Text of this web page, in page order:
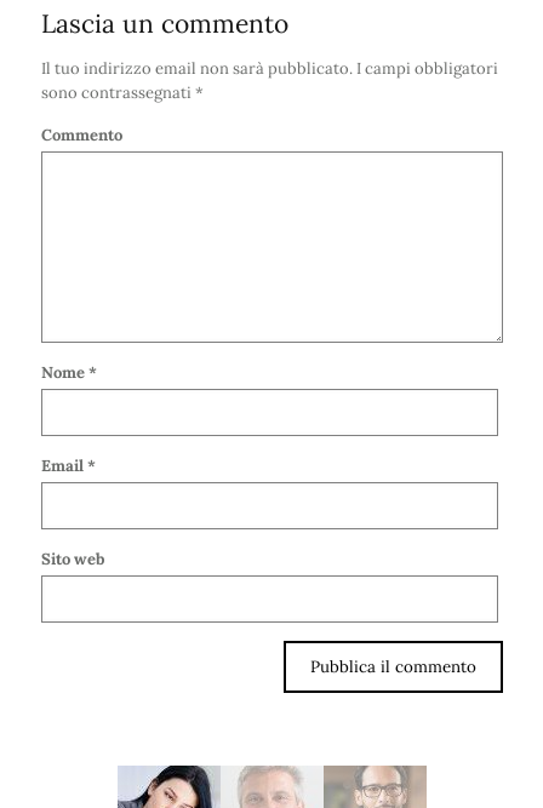
Lascia un commento
Il tuo indirizzo email non sarà pubblicato.I campi obbligatori
sono contrassegnati *
Commento
Nome*
Email*
Sito web